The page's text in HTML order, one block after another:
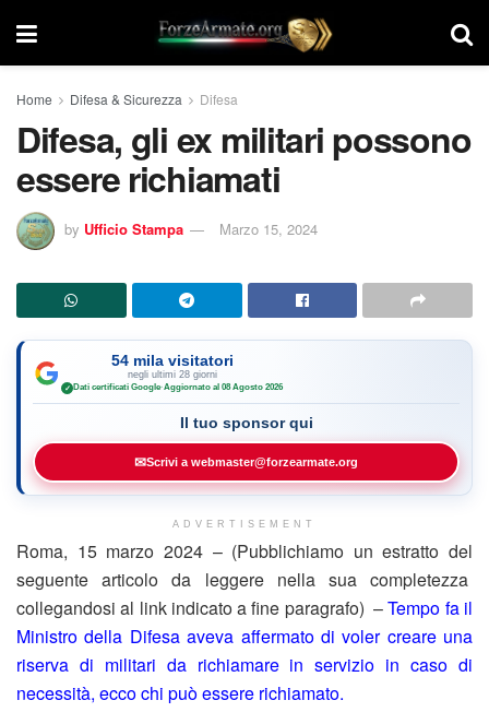
Home Difesa & Sicurezza Difesa
Difesa, gli ex militari possono
essere richiamati
by Ufficio Stampa Marzo 15, 2024
54 mila visitatori
negli ultimi 28 giorni
✓ Dati certificati Google·Aggiornato al 08 Agosto 2026
Il tuo sponsor qui
✉Scrivi a webmaster@forzearmate.org
ADVERTISEMENT
Roma, 15 marzo 2024 – (Pubblichiamo un estratto del
seguente articolo da leggere nella sua completezza
collegandosi al link indicato a fine paragrafo) –Tempo fa il
Ministro della Difesa aveva affermato di voler creare una
riserva di militari da richiamare in servizio in caso di
necessità, ecco chi può essere richiamato.